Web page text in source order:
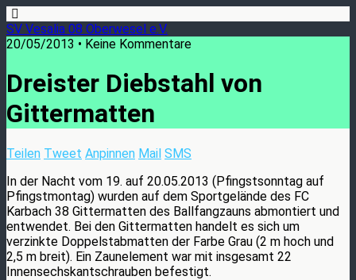
SV Vesalia 08 Oberwesel e.V.
20/05/2013 • Keine Kommentare
Dreister Diebstahl von
Gittermatten
Teilen Tweet Anpinnen Mail SMS
In der Nacht vom 19. auf 20.05.2013 (Pfingstsonntag auf
Pfingstmontag) wurden auf dem Sportgelände des FC
Karbach 38 Gittermatten des Ballfangzauns abmontiert und
entwendet. Bei den Gittermatten handelt es sich um
verzinkte Doppelstabmatten der Farbe Grau (2 m hoch und
2,5 m breit). Ein Zaunelement war mit insgesamt 22
Innensechskantschrauben befestigt.